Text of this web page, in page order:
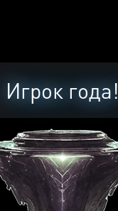
Игрок года!